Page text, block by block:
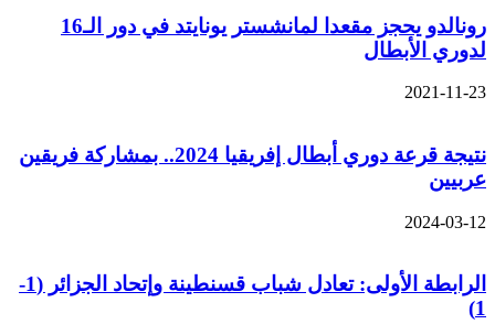
رونالدو يحجز مقعدا لمانشستر يونايتد في دور الـ16
لدوري الأبطال
2021-11-23
نتيجة قرعة دوري أبطال إفريقيا 2024.. بمشاركة فريقين
عربيين
2024-03-12
الرابطة الأولى: تعادل شباب قسنطينة وإتحاد الجزائر (1-
1)